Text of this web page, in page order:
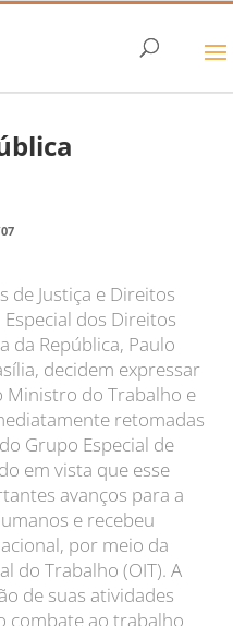
de Justiça e Direitos
dos Direitos
da República, Paulo
decidem expressar
Ministro do Trabalho e
retomadas
Grupo Especial de
em vista que esse
avanços para a
e recebeu
por meio da
do Trabalho (OIT). A
de suas atividades
combate ao trabalho